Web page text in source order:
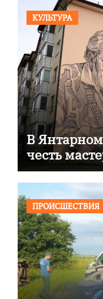
КУЛЬТУРА
В
честь
ПРОИСШЕСТВИЯ